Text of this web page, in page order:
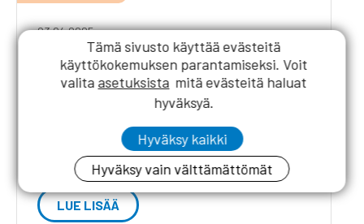
03.04.2025
RKL:n uintikilpailut Pajulahdessa 17.5.
RKL:n uintikilpailut 2025 Aika: Lauantaina
17.5.2025 klo 13.00 Paikka: Pajulahden
Liikuntakeskus Pajulahdentie 167, 15560 Nastola
Lajit: Rintauinti ja vapaauinti Sarjat: MY, M 40,
M 50, M 60, ...
LUE LISÄÄ
Tämä sivusto käyttää evästeitä
käyttökokemuksen parantamiseksi. Voit
valita asetuksista mitä evästeitä haluat
hyväksyä.
Hyväksy kaikki
Hyväksy vain välttämättömät